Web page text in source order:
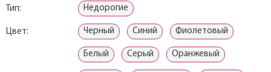
Тип: Недорогие
Цвет: Черный Синий Фиолетовый
Белый Серый Оранжевый